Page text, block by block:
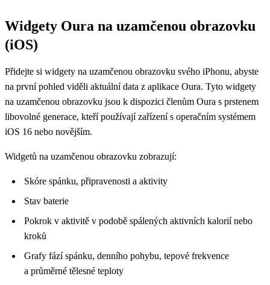
Widgety Oura na uzamčenou obrazovku
(iOS)
Přidejte si widgety na uzamčenou obrazovku svého iPhonu, abyste
na první pohled viděli aktuální data z aplikace Oura. Tyto widgety
na uzamčenou obrazovku jsou k dispozici členům Oura s prstenem
libovolné generace, kteří používají zařízení s operačním systémem
iOS 16 nebo novějším.
Widgetů na uzamčenou obrazovku zobrazují:
Skóre spánku, připravenosti a aktivity
Stav baterie
Pokrok v aktivitě v podobě spálených aktivních kalorií nebo
kroků
Grafy fází spánku, denního pohybu, tepové frekvence
a průměrné tělesné teploty